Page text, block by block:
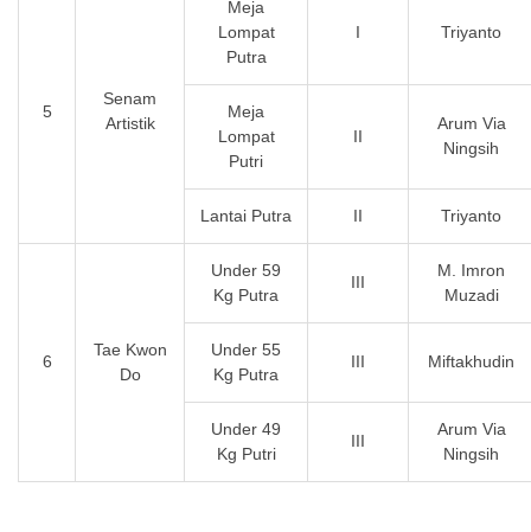
5
Senam
Artistik
Meja
Lompat
Putra
I Triyanto
Meja
Lompat
Putri
II
Arum Via
Ningsih
Lantai Putra II Triyanto
6
Tae Kwon
Do
Under 59
Kg Putra
III
M. Imron
Muzadi
Under 55
Kg Putra
III Miftakhudin
Under 49
Kg Putri
III
Arum Via
Ningsih